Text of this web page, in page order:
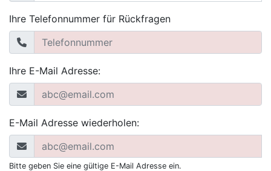
Ihre Telefonnummer für Rückfragen
Ihre E-Mail Adresse:
E-Mail Adresse wiederholen:
Bitte geben Sie eine gültige E-Mail Adresse ein.